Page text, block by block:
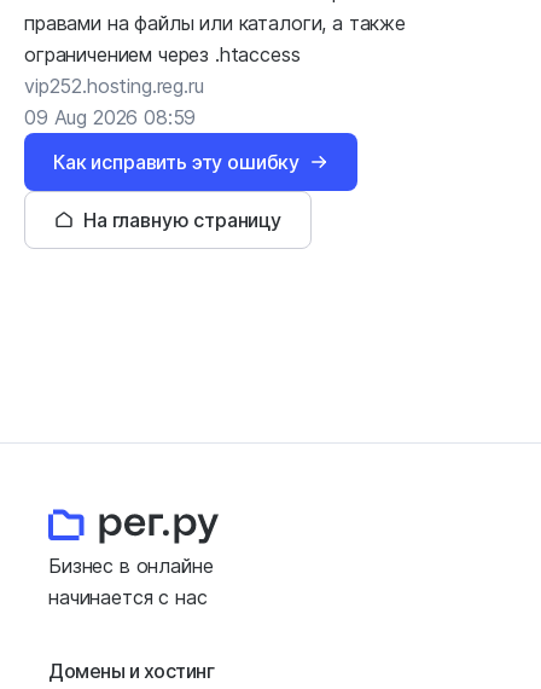
правами на файлы или каталоги, а также
ограничением через .htaccess
vip252.hosting.reg.ru
09 Aug 2026 08:59
Как исправить эту ошибку
На главную страницу
Бизнес в онлайне
начинается с нас
Домены и хостинг